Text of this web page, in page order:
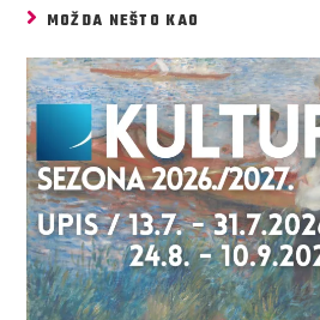
MOŽDA NEŠTO KAO